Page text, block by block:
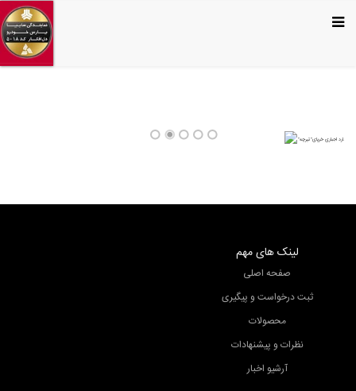
لینک های مهم
صفحه اصلی
ثبت درخواست و پیگیری
محصولات
نظرات و پیشنهادات
آرشیو اخبار